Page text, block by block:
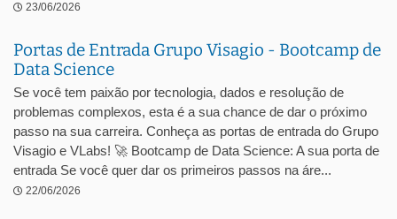
23/06/2026
Portas de Entrada Grupo Visagio - Bootcamp de
Data Science
Se você tem paixão por tecnologia, dados e resolução de
problemas complexos, esta é a sua chance de dar o próximo
passo na sua carreira. Conheça as portas de entrada do Grupo
Visagio e VLabs! 🚀 Bootcamp de Data Science: A sua porta de
entrada Se você quer dar os primeiros passos na áre...
22/06/2026